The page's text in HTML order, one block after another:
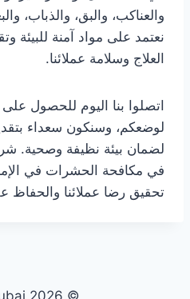
والعناكب، والبق، والذباب،
نعتمد على مواد آمنة للبيئة
العلاج وسلامة عملائنا.
اتصلوا بنا اليوم للحصول
لوضعكم، وسنكون سعداء
لضمان بيئة نظيفة وصحية.
في مكافحة الحشرات في
تحقيق رضا عملائنا والحفاظ
© 2026 Sharja Dubai